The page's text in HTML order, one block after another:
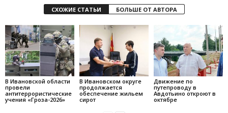
СХОЖИЕ СТАТЬИ БОЛЬШЕ ОТ АВТОРА
В Ивановской области
провели
антитеррористические
учения «Гроза-2026»
В Ивановском округе
продолжается
обеспечение жильем
сирот
Движение по
путепроводу в
Авдотьино откроют в
октябре